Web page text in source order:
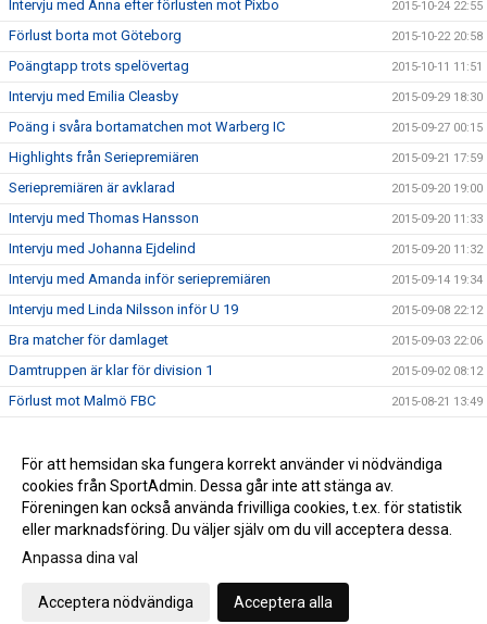
Intervju med Anna efter förlusten mot Pixbo 2015-10-24 22:55
Förlust borta mot Göteborg 2015-10-22 20:58
Poängtapp trots spelövertag 2015-10-11 11:51
Intervju med Emilia Cleasby 2015-09-29 18:30
Poäng i svåra bortamatchen mot Warberg IC 2015-09-27 00:15
Highlights från Seriepremiären 2015-09-21 17:59
Seriepremiären är avklarad 2015-09-20 19:00
Intervju med Thomas Hansson 2015-09-20 11:33
Intervju med Johanna Ejdelind 2015-09-20 11:32
Intervju med Amanda inför seriepremiären 2015-09-14 19:34
Intervju med Linda Nilsson inför U 19 2015-09-08 22:12
Bra matcher för damlaget 2015-09-03 22:06
Damtruppen är klar för division 1 2015-09-02 08:12
Förlust mot Malmö FBC 2015-08-21 13:49
Highlights Å/K IBS - Slovakien 8-6 2015-08-06 18:04
Seger i Vänskapsmatchen mot Slovakien 2015-08-06 10:16
Gå till Webbversion
För att hemsidan ska fungera korrekt använder vi nödvändiga
cookies från SportAdmin. Dessa går inte att stänga av.
Föreningen kan också använda frivilliga cookies, t.ex. för statistik
eller marknadsföring. Du väljer själv om du vill acceptera dessa.
Anpassa dina val
Acceptera nödvändiga Acceptera alla